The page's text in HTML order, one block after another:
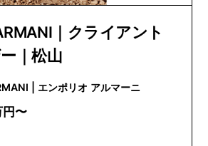
｜クライアント
｜松山
EMPORIO ARMANI | エンポリオ アルマーニ
〜